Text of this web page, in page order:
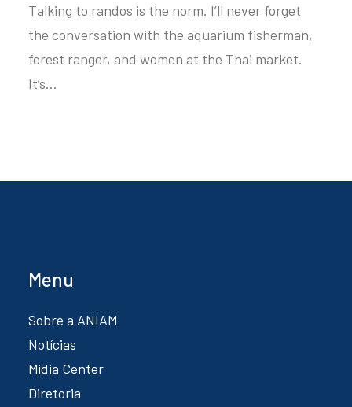
Talking to randos is the norm. I’ll never forget
the conversation with the aquarium fisherman,
forest ranger, and women at the Thai market.
It’s…
Menu
Sobre a ANIAM
Notícias
Mídia Center
Diretoria